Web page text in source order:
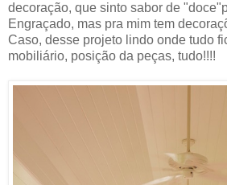
decoração, que sinto sabor de
Engraçado, mas pra mim tem
Caso, desse projeto lindo onde tudo
mobiliário, posição da peças, tudo!!!!